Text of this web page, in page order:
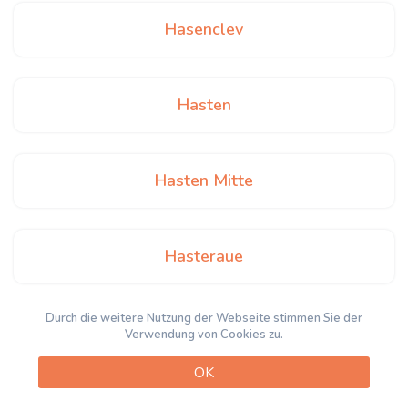
Hasenclev
Hasten
Hasten Mitte
Hasteraue
Heidhof
Durch die weitere Nutzung der Webseite stimmen Sie der
Verwendung von Cookies zu.
OK